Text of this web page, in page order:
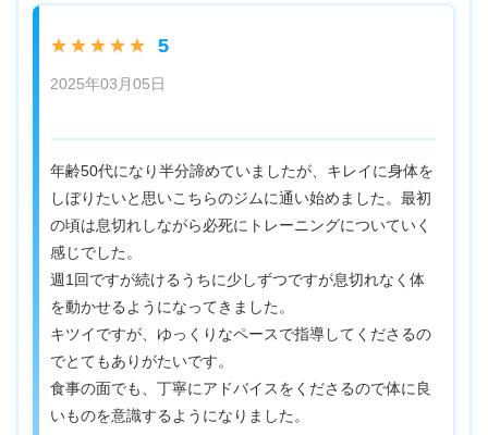
★★★★★ 5
2025年03月05日
年齢50代になり半分諦めていましたが、キレイに身体を
しぼりたいと思いこちらのジムに通い始めました。最初
の頃は息切れしながら必死にトレーニングについていく
感じでした。
週1回ですが続けるうちに少しずつですが息切れなく体
を動かせるようになってきました。
キツイですが、ゆっくりなペースで指導してくださるの
でとてもありがたいです。
食事の面でも、丁寧にアドバイスをくださるので体に良
いものを意識するようになりました。